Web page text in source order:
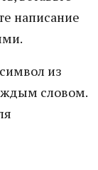
написание
из
словом.